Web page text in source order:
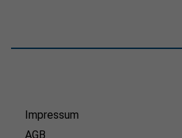
Impressum
AGB